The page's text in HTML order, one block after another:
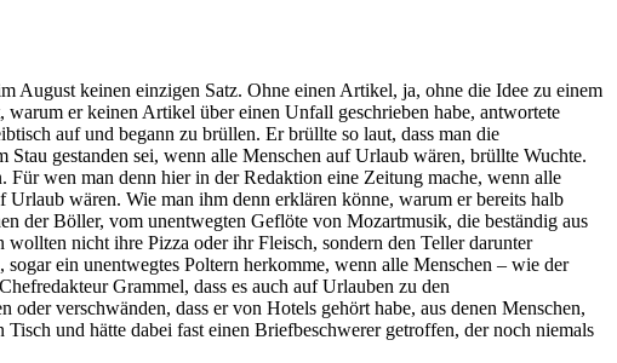
keinen einzigen Satz. Ohne einen Artikel, ja, ohne die Idee zu einem
er keinen Artikel über einen Unfall geschrieben habe, antwortete
auf und begann zu brüllen. Er brüllte so laut, dass man die
gestanden sei, wenn alle Menschen auf Urlaub wären, brüllte Wuchte.
wen man denn hier in der Redaktion eine Zeitung mache, wenn alle
wären. Wie man ihm denn erklären könne, warum er bereits halb
der Böller, vom unentwegten Geflöte von Mozartmusik, die beständig aus
wollten nicht ihre Pizza oder ihr Fleisch, sondern den Teller darunter
ein unentwegtes Poltern herkomme, wenn alle Menschen – wie der
Grammel, dass es auch auf Urlauben zu den
verschwänden, dass er von Hotels gehört habe, aus denen Menschen,
und hätte dabei fast einen Briefbeschwerer getroffen, der noch niemals